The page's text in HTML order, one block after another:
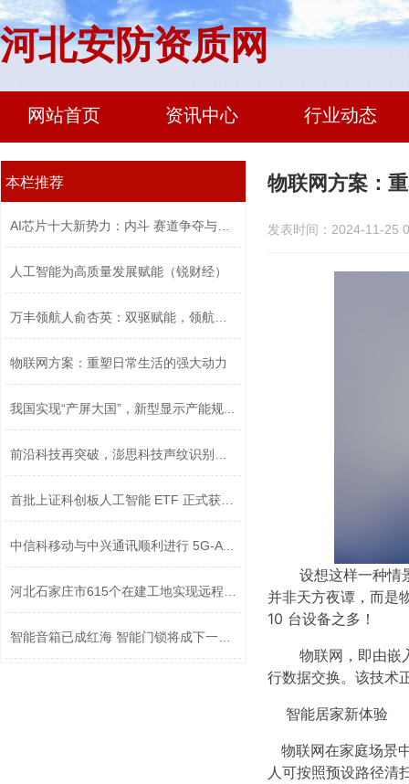
河北安防资质网
网站首页 资讯中心 行业动态
本栏推荐
人工智能为高质量发展赋能（锐财经）
物联网方案：重塑日常生活的强大动力
我国实现“产屏大国”，新型显示产能规...
中信科移动与中兴通讯顺利进行 5G-A 技...
物联网方案：
发表时间：2024-11-25
设想这样一种情
并非天方夜谭，而是
10 台设备之多！
物联网，即由嵌
行数据交换。该技术
智能居家新体验
物联网在家庭场景
人可按照预设路径清